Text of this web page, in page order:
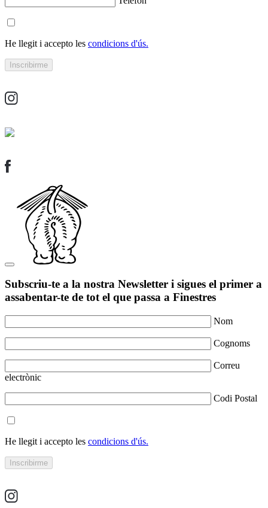
He llegit i accepto les condicions d'ús.
Subscriu-te a la nostra Newsletter i sigues el primer a
assabentar-te de tot el que passa a Finestres
Nom
Cognoms
Correu
electrònic
Codi Postal
He llegit i accepto les condicions d'ús.